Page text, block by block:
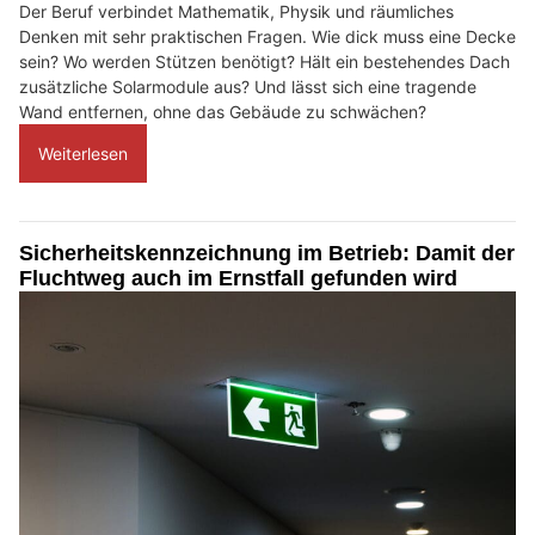
Der Beruf verbindet Mathematik, Physik und räumliches
Denken mit sehr praktischen Fragen. Wie dick muss eine Decke
sein? Wo werden Stützen benötigt? Hält ein bestehendes Dach
zusätzliche Solarmodule aus? Und lässt sich eine tragende
Wand entfernen, ohne das Gebäude zu schwächen?
Weiterlesen
Sicherheitskennzeichnung im Betrieb: Damit der
Fluchtweg auch im Ernstfall gefunden wird